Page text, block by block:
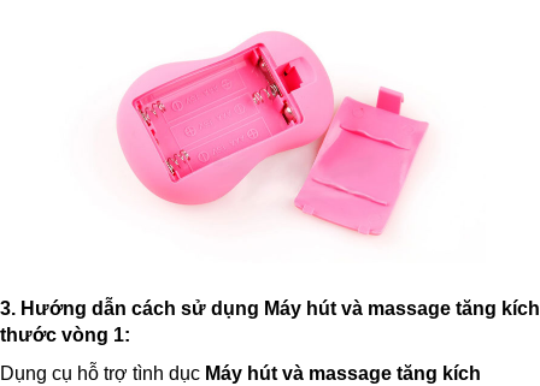
3. Hướng dẫn cách sử dụng Máy hút và massage tăng kích
thước vòng 1:
Dụng cụ hỗ trợ tình dục Máy hút và massage tăng kích